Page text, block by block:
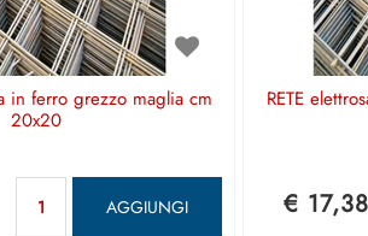
in ferro grezzo maglia cm
20x20
AGGIUNGI
RETE
€ 17,38